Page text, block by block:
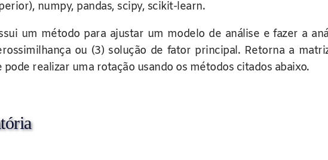
numpy, pandas, scipy, scikit-learn.
um método para ajustar um modelo de análise e fazer a
ou (3) solução de fator principal. Retorna a
realizar uma rotação usando os métodos citados abaixo.